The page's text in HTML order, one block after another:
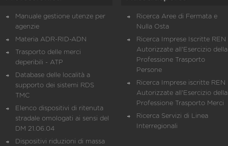
Manuale gestione utenze per
agenzie
Materia ADR-RID-ADN
Trasporto delle merci
deperibili - ATP
Database delle località a
supporto dei sistemi RDS
TMC
Elenco dispositivi di ritenuta
stradale omologati ai sensi del
DM 21.06.04
Dispositivi riduzioni di massa
Ricerca Aree di Fermata e
Nulla Osta
Ricerca Imprese Iscritte REN
Autorizzate all'Esercizio della
Professione Trasporto
Persone
Ricerca Imprese iscritte REN
Autorizzate all'Esercizio della
Professione Trasporto Merci
Ricerca Servizi di Linea
Interregionali